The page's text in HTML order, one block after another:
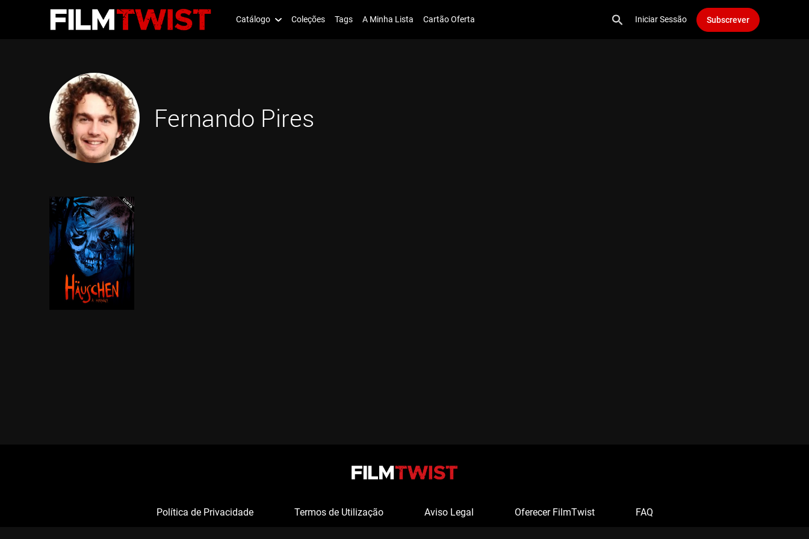
Catálogo Coleções Tags A Minha Lista Cartão Oferta Iniciar Sessão Subscrever
Fernando Pires
Política de Privacidade Termos de Utilização Aviso Legal Oferecer FilmTwist FAQ